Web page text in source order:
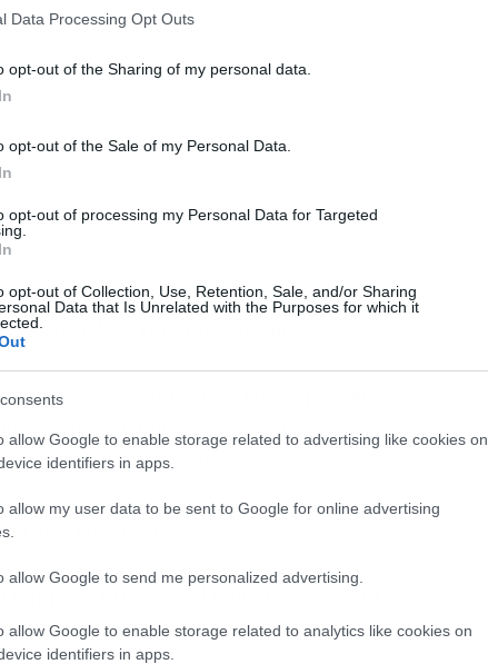
Data Processing Opt Outs
opt-out of the Sharing of my personal data.
opt-out of the Sale of my Personal Data.
opt-out of processing my Personal Data for Targeted
opt-out of Collection, Use, Retention, Sale, and/or Sharing
Data that Is Unrelated with the Purposes for which it
allow Google to enable storage related to advertising like cookies on
identifiers in apps.
allow my user data to be sent to Google for online advertising
allow Google to send me personalized advertising.
allow Google to enable storage related to analytics like cookies on
identifiers in apps.
είναι η αλήθεια και μερικές φορές
αλλά τώρα με δικαιώνει.
το κομμάτι με το όνομα Cancer
με τον ίδιο την αρρώστια του
του κοινού.
στην άκρη.
κομμάτι πάνω στο Holy diver.Ή αφού το
κάνω ως φόρο τιμής. Μη δίνεις τροφή σε